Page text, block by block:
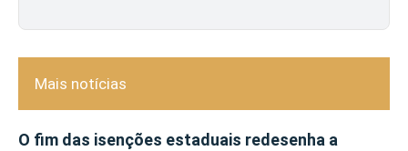
Mais notícias
O fim das isenções estaduais redesenha a